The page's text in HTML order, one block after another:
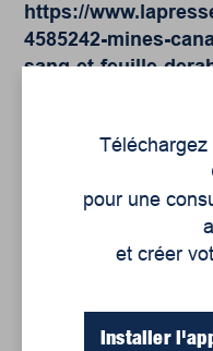
https://
4585242-mines-
sang-et-feuille-
solidarité
http://alter.quebec/
pour-repenser-la-
bon—no-6—2-juin-
pour une
et créer
Installer